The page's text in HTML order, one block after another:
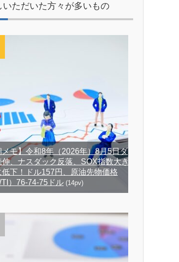
いただいた方々が多いもの
メモ】令和8年（2026年）8月5日ダ
伸、ナスダック反落、SOX指数大き
低下！ドル157円、原油先物価格
）76-74-75ドル (14pv)